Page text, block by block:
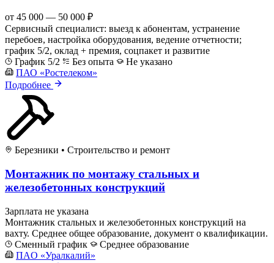
от 45 000 — 50 000 ₽
Сервисный специалист: выезд к абонентам, устранение
перебоев, настройка оборудования, ведение отчетности;
график 5/2, оклад + премия, соцпакет и развитие
График 5/2
Без опыта
Не указано
ПАО «Ростелеком»
Подробнее
Березники • Строительство и ремонт
Монтажник по монтажу стальных и
железобетонных конструкций
Зарплата не указана
Монтажник стальных и железобетонных конструкций на
вахту. Среднее общее образование, документ о квалификации.
Сменный график
Среднее образование
ПAO «Уралкалий»